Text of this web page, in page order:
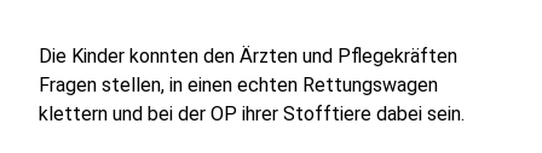
Die Kinder konnten den Ärzten und Pflegekräften
Fragen stellen, in einen echten Rettungswagen
klettern und bei der OP ihrer Stofftiere dabei sein.